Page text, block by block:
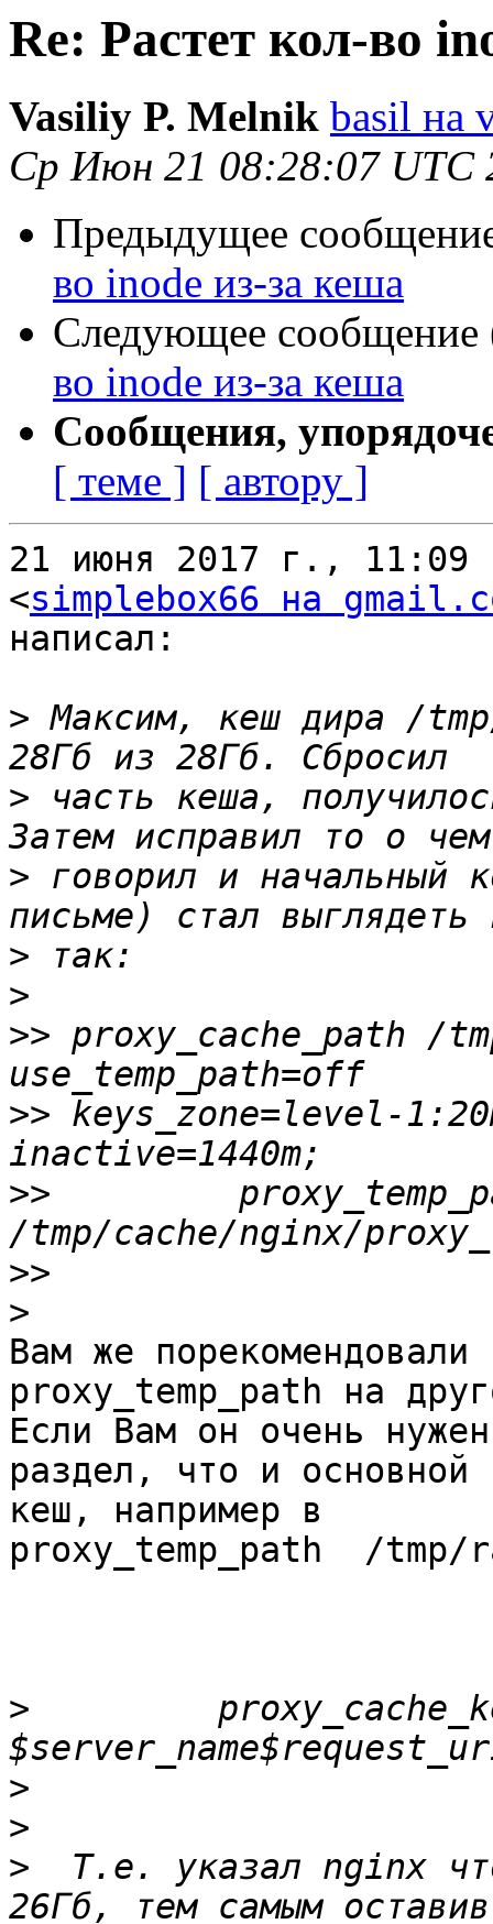
Re: Растет кол-во
Vasiliy P. Melnik basil на
Ср Июн 21 08:28:07 UTC
Предыдущее
во inode из-за кеша
Следующее сообщение
во inode из-за кеша
Сообщения,
[ теме ] [ автору ]
21 июня 2017 г., 11:09
<simplebox66 на
написал:
> Максим, кеш дира /
> часть кеша,
> говорил и начальный
>
>
>> proxy_cache_path /
>> keys_zone=level-
>>
>>
>
Вам же порекомендовали
proxy_temp_path на
Если Вам он очень
раздел, что и основной
кеш, например в
proxy_temp_path  /tmp/
>
>
>
>
Т.е. указал nginx